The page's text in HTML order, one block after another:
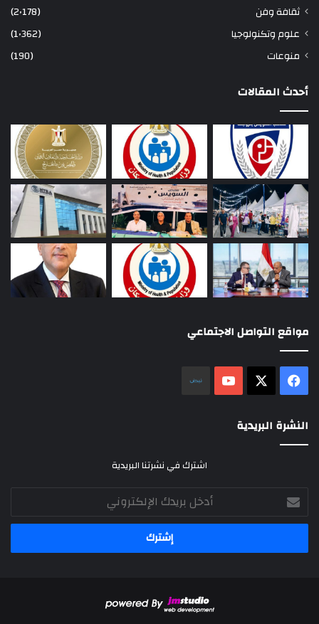
ثقافة وفن
(2٬178)
علوم وتكنولوجيا
(1٬362)
منوعات
(190)
أحدث المقالات
مواقع التواصل الاجتماعي
فيسبوك ‫YouTube
النشرة البريدية
اشترك في نشرتنا البريدية
أدخل
بريدك
الإلكتروني